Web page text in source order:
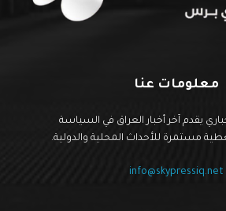
معلومات عنا
يقدم آخر أخبار العراق في السياسة
مستمرة للأحداث المحلية والدولية.
info@skypressiq.net